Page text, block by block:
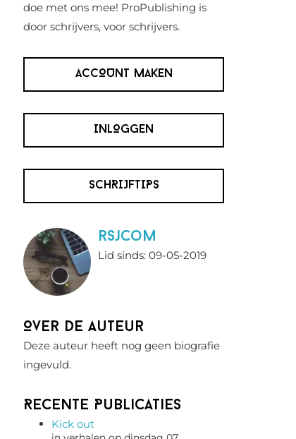
doe met ons mee! ProPublishing is
door schrijvers, voor schrijvers.
ACCOUNT MAKEN
INLOGGEN
SCHRIJFTIPS
rsjcom
Lid sinds: 09-05-2019
Over de auteur
Deze auteur heeft nog geen biografie
ingevuld.
Recente Publicaties
Kick out